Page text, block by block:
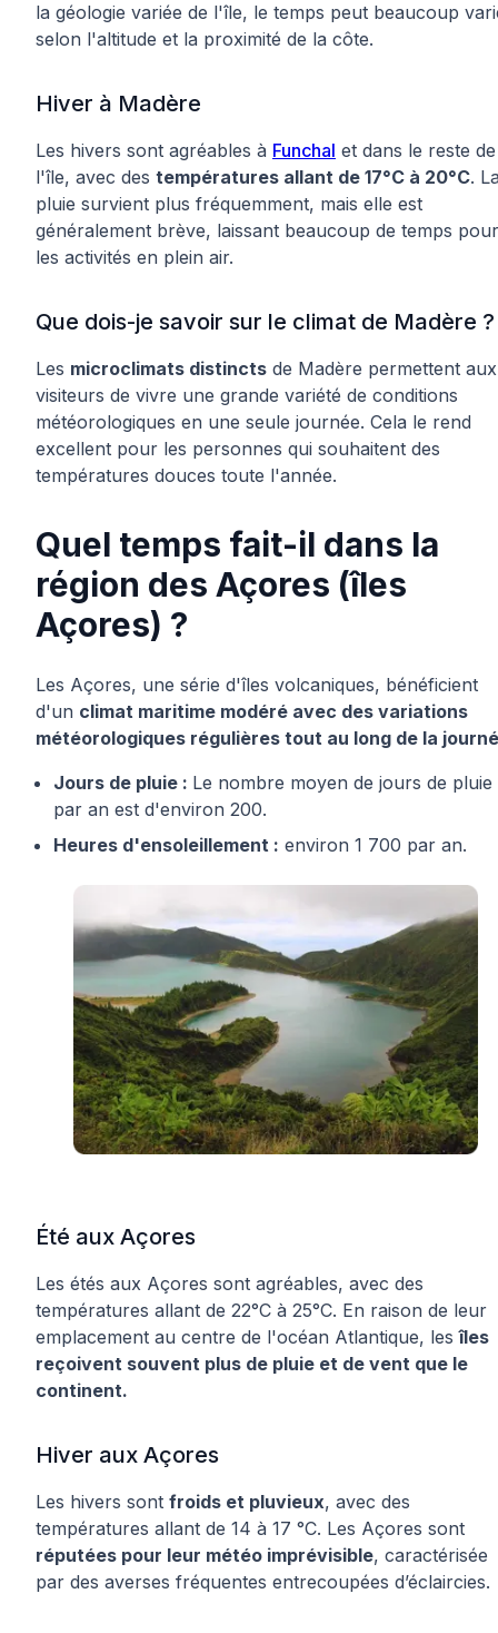
la géologie variée de l'île, le temps peut beaucoup
selon l'altitude et la proximité de la côte.
Hiver à Madère
Les hivers sont agréables à Funchal et dans le reste de
l'île, avec des températures allant de 17°C à 20°C.
pluie survient plus fréquemment, mais elle est
généralement brève, laissant beaucoup de temps pour
les activités en plein air.
Que dois-je savoir sur le climat de Madère ?
Les microclimats distincts de Madère permettent aux
visiteurs de vivre une grande variété de conditions
météorologiques en une seule journée. Cela le rend
excellent pour les personnes qui souhaitent des
températures douces toute l'année.
Quel temps fait-il dans la
région des Açores (îles
Açores) ?
Les Açores, une série d'îles volcaniques, bénéficient
d'un climat maritime modéré avec des variations
météorologiques régulières tout au long de la
Jours de pluie : Le nombre moyen de jours de pluie
par an est d'environ 200.
Heures d'ensoleillement : environ 1 700 par an.
Été aux Açores
Les étés aux Açores sont agréables, avec des
températures allant de 22°C à 25°C. En raison de leur
emplacement au centre de l'océan Atlantique, lesîles
reçoivent souvent plus de pluie et de vent que le
continent.
Hiver aux Açores
Les hivers sont froids et pluvieux, avec des
températures allant de 14 à 17 °C. Les Açores sont
réputées pour leur météo imprévisible, caractérisée
par des averses fréquentes entrecoupées d’éclaircies.